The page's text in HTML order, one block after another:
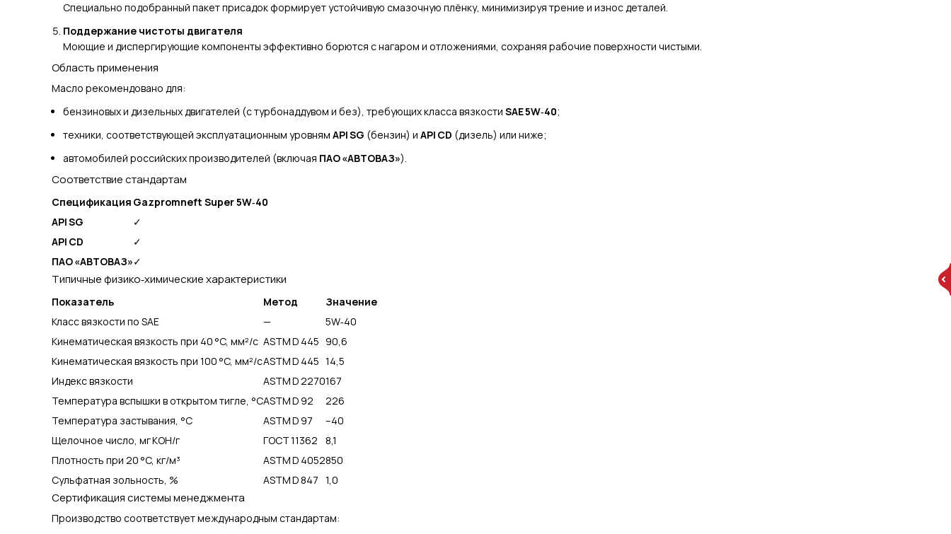
Специально подобранный пакет присадок формирует устойчивую смазочную плёнку, минимизируя трение и износ деталей.
Поддержание чистоты двигателя
Моющие и диспергирующие компоненты эффективно борются с нагаром и отложениями, сохраняя рабочие поверхности чистыми.
Область применения
Масло рекомендовано для:
бензиновых и дизельных двигателей (с турбонаддувом и без), требующих класса вязкостиSAE 5W‑40;
техники, соответствующей эксплуатационным уровнямAPI SG (бензин) иAPI CD (дизель) или ниже;
автомобилей российских производителей (включая ПАО «АВТОВАЗ»).
Соответствие стандартам
Спецификация Gazpromneft Super 5W‑40
API SG
✓
API CD
✓
ПАО «АВТОВАЗ»✓
Типичные физико‑химические характеристики
Показатель Метод
Значение
Класс вязкости по SAE
—
5W‑40
Кинематическая вязкость при 40 °C, мм²/с ASTM D 445 90,6
Кинематическая вязкость при 100 °C, мм²/сASTM D 445 14,5
Индекс вязкости
ASTM D 2270167
Температура вспышки в открытом тигле, °CASTM D 92
226
Температура застывания, °C
ASTM D 97
–40
Щелочное число, мг KOH/г
ГОСТ 11362
8,1
Плотность при 20 °C, кг/м³
ASTM D 4052850
Сульфатная зольность, %
ASTM D 847 1,0
Сертификация системы менеджмента
Производство соответствует международным стандартам: